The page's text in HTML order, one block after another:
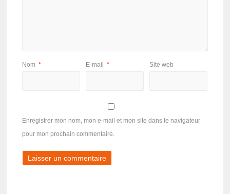
Nom * E-mail * Site web
Enregistrer mon nom, mon e-mail et mon site dans le navigateur
pour mon prochain commentaire.